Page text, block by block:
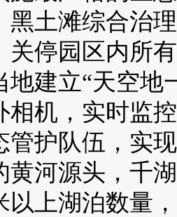
黑土滩综合治
关停园区内所
地建立“天空地
相机，实时监
管护队伍，实
源头，千湖
以上湖泊数量